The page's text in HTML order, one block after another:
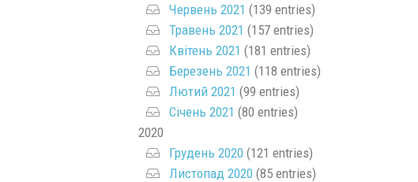
Червень 2021 (139 entries)
Травень 2021 (157 entries)
Квітень 2021 (181 entries)
Березень 2021 (118 entries)
Лютий 2021 (99 entries)
Січень 2021 (80 entries)
2020
Грудень 2020(121 entries)
Листопад 2020(85 entries)